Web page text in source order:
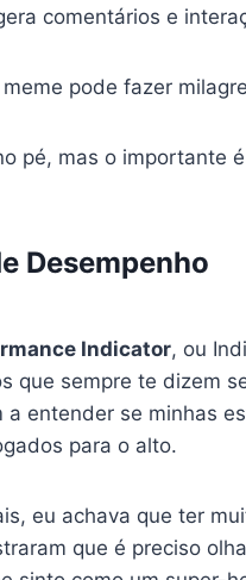
comentários e
pode fazer
pé, mas o importante
Desempenho
Indicator, ou
que sempre te dizem
entender se minhas
para o alto.
eu achava que ter
que é preciso